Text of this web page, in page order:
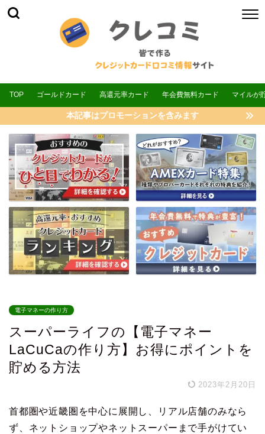
TOP ゴールドカード 高還元率カード 年会費無料カード マイルが
本記事はプロモーションを含みます
電子マネーの作り方
スーパーライフの【電子マネー
LaCuCaの作り方】お得にポイントを
貯める方法
2023年2月20日
首都圏や近畿圏を中心に展開し、リアル店舗のみなら
ず、ネットショップやネットスーパーまで手がけてい